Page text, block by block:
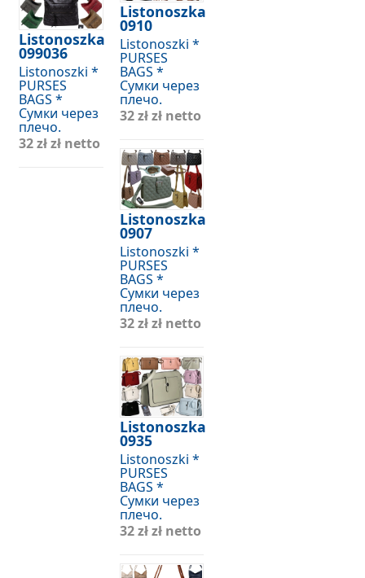
Listonoszka
099036
Listonoszki *
PURSES
BAGS *
Сумки через
плечо.
32 złzł netto
Listonoszka
0910
Listonoszki *
PURSES
BAGS *
Сумки через
плечо.
32 złzł netto
Listonoszka
0907
Listonoszki *
PURSES
BAGS *
Сумки через
плечо.
32 złzł netto
Listonoszka
0935
Listonoszki *
PURSES
BAGS *
Сумки через
плечо.
32 złzł netto